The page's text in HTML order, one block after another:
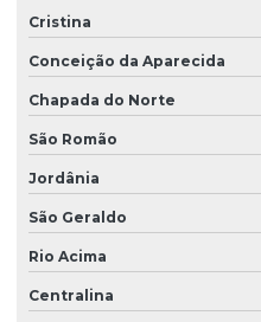
Cristina
Conceição da Aparecida
Chapada do Norte
São Romão
Jordânia
São Geraldo
Rio Acima
Centralina